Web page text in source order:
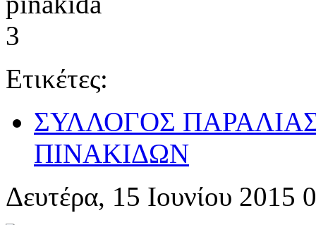
Ετικέτες:
ΣΥΛΛΟΓΟΣ
ΠΙΝΑΚΙΔΩΝ
Δευτέρα, 15 Ιουνίου 2015